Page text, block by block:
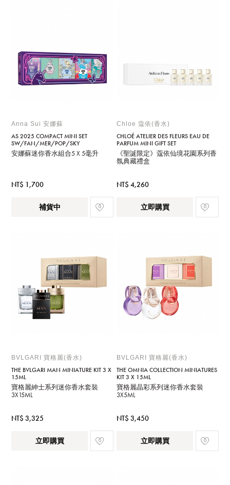
Anna Sui 安娜蘇
AS 2025 COMPACT MINI SET
SW/FAN/MER/POP/SKY
安娜蘇迷你香水組合5 X 5毫升
NT$ 1,700
補貨中
Chloe 蔻依(香水)
CHLOÉ ATELIER DES FLEURS EAU DE
PARFUM MINI GIFT SET
《聖誕限定》蔻依仙境花園系列香
氛典藏禮盒
NT$ 4,260
立即購買
BVLGARI 寶格麗(香水)
THE BVLGARI MAN MINIATURE KIT 3 X
15ML
寶格麗紳士系列迷你香水套裝
3X15ML
NT$ 3,325
立即購買
BVLGARI 寶格麗(香水)
THE OMNIA COLLECTION MINIATURES
KIT 3 X 15ML
寶格麗晶彩系列迷你香水套裝
3X5ML
NT$ 3,450
立即購買